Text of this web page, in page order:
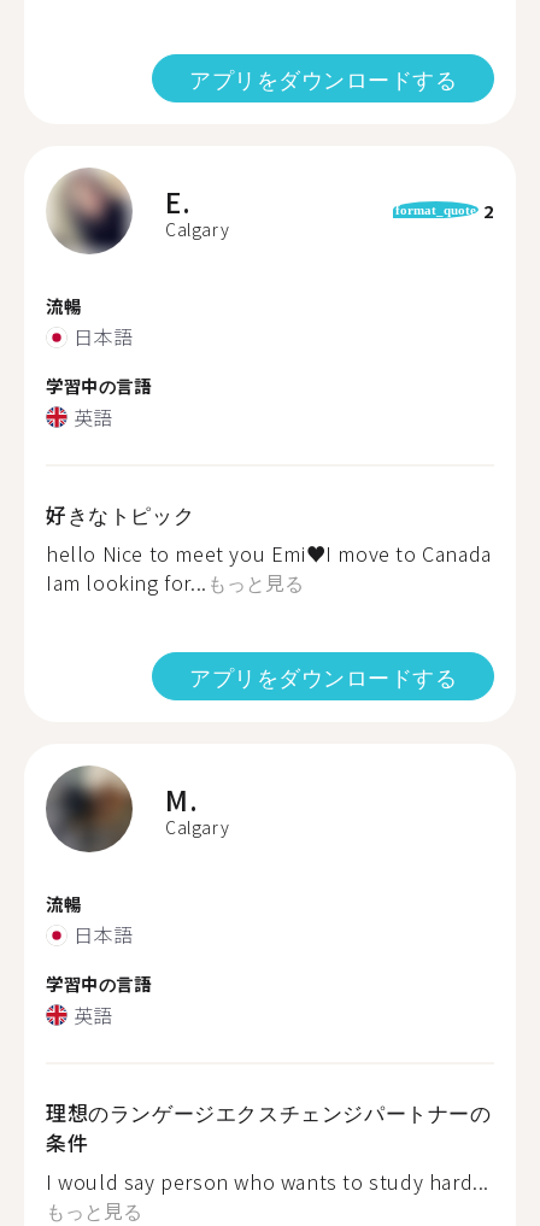
アプリをダウンロードする
E.
Calgary
format_quote 2
流暢
日本語
学習中の言語
英語
好きなトピック
hello Nice to meet you Emi♥️I move to Canada
Iam looking for... もっと見る
アプリをダウンロードする
M.
Calgary
流暢
日本語
学習中の言語
英語
理想のランゲージエクスチェンジパートナーの
条件
I would say person who wants to study hard...
もっと見る